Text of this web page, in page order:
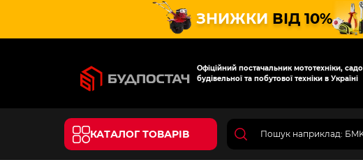
ЗНИЖКИ ВІД 10%
Офіційний постачальник мототехніки,
будівельної та побутової техніки в Україні
КАТАЛОГ ТОВАРІВ